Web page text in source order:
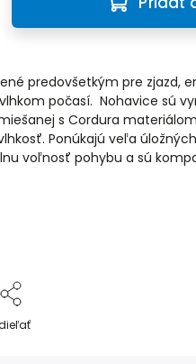
predovšetkým pre zjazd,
počasí. Nohavice sú
s Cordura
Ponúkajú veľa
voľnosť pohybu a sú